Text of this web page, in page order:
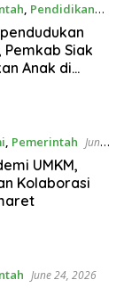
, Pendidikan
Pemkab Siak
Anak di
, Pemerintah June
UMKM,
Kolaborasi
June 24, 2026